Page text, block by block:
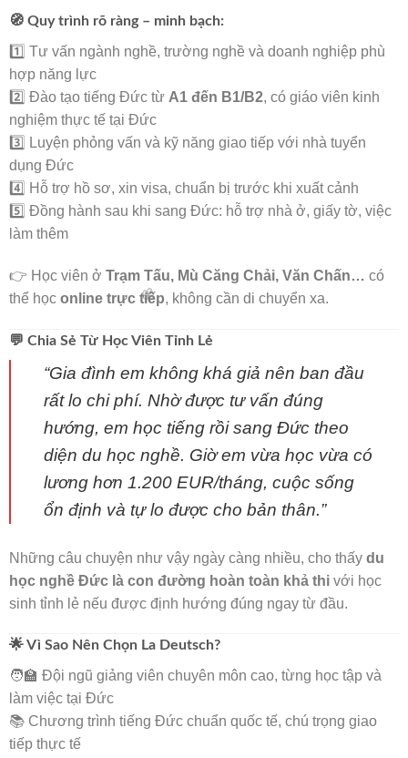
🌸
🌸
🧭 Quy trình rõ ràng – minh bạch:
1️⃣ Tư vấn ngành nghề, trường nghề và doanh nghiệp phù
hợp năng lực
2️⃣ Đào tạo tiếng Đức từ A1 đến B1/B2, có giáo viên kinh
nghiệm thực tế tại Đức
3️⃣ Luyện phỏng vấn và kỹ năng giao tiếp với nhà tuyển
dụng Đức
4️⃣ Hỗ trợ hồ sơ, xin visa, chuẩn bị trước khi xuất cảnh
5️⃣ Đồng hành sau khi sang Đức: hỗ trợ nhà ở, giấy tờ, việc
làm thêm
👉 Học viên ở Trạm Tấu, Mù Căng Chải, Văn Chấn… có
thể học online trực tiếp, không cần di chuyển xa.
💬 Chia Sẻ Từ Học Viên Tỉnh Lẻ
“Gia đình em không khá giả nên ban đầu
rất lo chi phí. Nhờ được tư vấn đúng
hướng, em học tiếng rồi sang Đức theo
diện du học nghề. Giờ em vừa học vừa có
lương hơn 1.200 EUR/tháng, cuộc sống
ổn định và tự lo được cho bản thân.”
Những câu chuyện như vậy ngày càng nhiều, cho thấy du
học nghề Đức là con đường hoàn toàn khả thi với học
sinh tỉnh lẻ nếu được định hướng đúng ngay từ đầu.
🌟 Vì Sao Nên Chọn La Deutsch?
🧑‍🏫 Đội ngũ giảng viên chuyên môn cao, từng học tập và
làm việc tại Đức
📚 Chương trình tiếng Đức chuẩn quốc tế, chú trọng giao
tiếp thực tế